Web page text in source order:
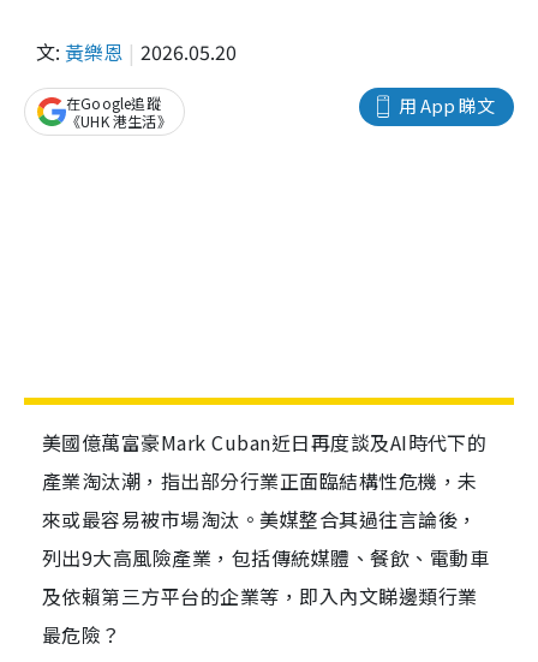
文: 黃樂恩 2026.05.20
用 App 睇文
在Google追蹤
《UHK 港生活》
美國億萬富豪Mark Cuban近日再度談及AI時代下的
產業淘汰潮，指出部分行業正面臨結構性危機，未
來或最容易被市場淘汰。美媒整合其過往言論後，
列出9大高風險產業，包括傳統媒體、餐飲、電動車
及依賴第三方平台的企業等，即入內文睇邊類行業
最危險？